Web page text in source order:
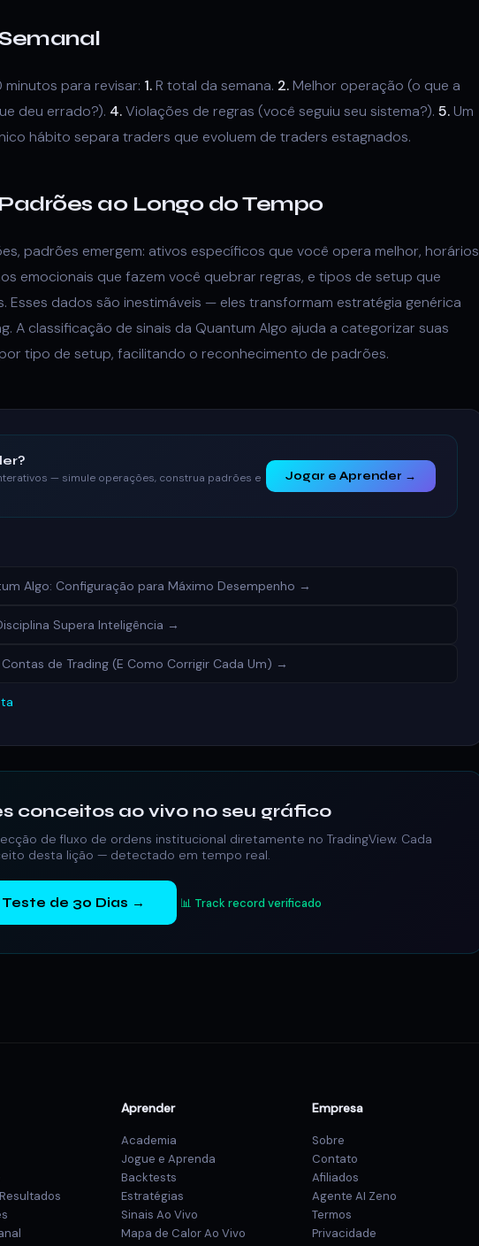
para revisar: 1.R total da semana. 2.Melhor operação (o que a
deu errado?). 4.Violações de regras (você seguiu seu sistema?). 5.Um
hábito separa traders que evoluem de traders estagnados.
ao Longo do Tempo
padrões emergem: ativos específicos que você opera melhor, horários
emocionais que fazem você quebrar regras, e tipos de setup que
Esses dados são inestimáveis — eles transformam estratégia genérica
A classificação de sinais da Quantum Algo ajuda a categorizar suas
tipo de setup, facilitando o reconhecimento de padrões.
— simule operações, construa padrões e
Jogar e Aprender →
Algo: Configuração para Máximo Desempenho →
Supera Inteligência →
de Trading (E Como Corrigir Cada Um) →
conceitos ao vivo no seu gráfico
de fluxo de ordens institucional diretamente no TradingView. Cada
desta lição — detectado em tempo real.
de 30 Dias → 📊 Track record verificado
Aprender
Academia
Jogue e Aprenda
Backtests
Estratégias
Sinais Ao Vivo
Mapa de Calor Ao Vivo
Empresa
Sobre
Contato
Afiliados
Agente AI Zeno
Termos
Privacidade